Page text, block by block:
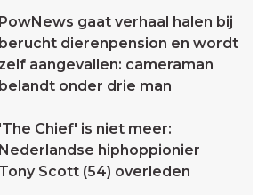
PowNews gaat verhaal halen bij
berucht dierenpension en wordt
zelf aangevallen: cameraman
belandt onder drie man
'The Chief' is niet meer:
Nederlandse hiphoppionier
Tony Scott (54) overleden